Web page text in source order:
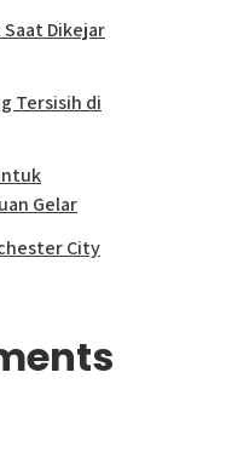
Dikejar
Tersisih di
Gelar
City